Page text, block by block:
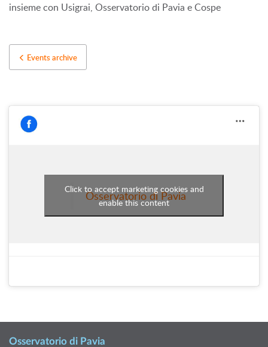
insieme con Usigrai, Osservatorio di Pavia e Cospe
Events archive
Osservatorio di Pavia
Click to accept marketing cookies and
enable this content
Osservatorio di Pavia